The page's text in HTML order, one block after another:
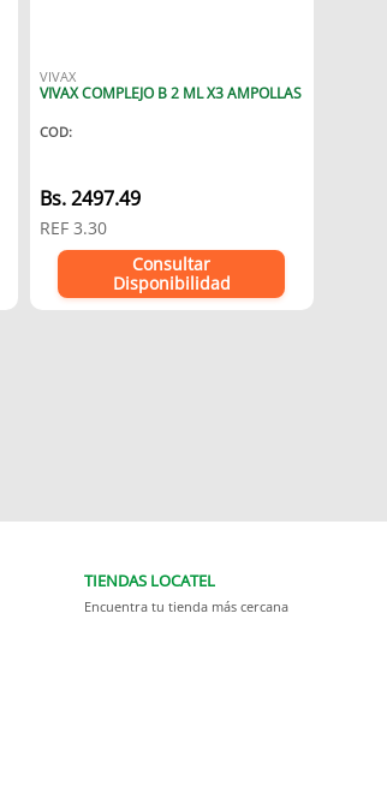
VIVAX
VIVAX COMPLEJO B 2 ML X3 AMPOLLAS
COD:
Bs.2497.49
REF 3.30
Consultar
Disponibilidad
TIENDAS LOCATEL
Encuentra tu tienda más cercana